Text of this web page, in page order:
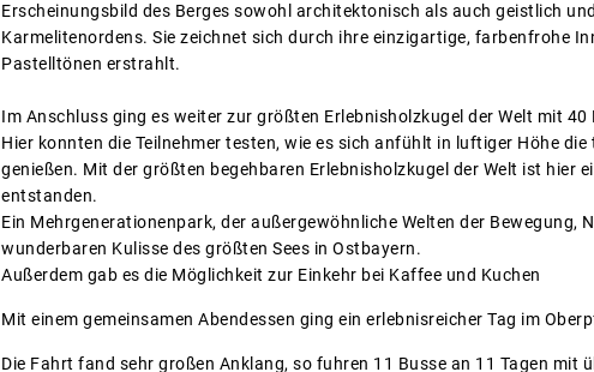
Erscheinungsbild des Berges sowohl architektonisch als auch geistlich
Karmelitenordens. Sie zeichnet sich durch ihre einzigartige, farbenfrohe
Pastelltönen erstrahlt.
Im Anschluss ging es weiter zur größten Erlebnisholzkugel der Welt mit 40
Hier konnten die Teilnehmer testen, wie es sich anfühlt in luftiger Höhe
genießen. Mit der größten begehbaren Erlebnisholzkugel der Welt ist hier
entstanden.
Ein Mehrgenerationenpark, der außergewöhnliche Welten der
wunderbaren Kulisse des größten Sees in Ostbayern.
Außerdem gab es die Möglichkeit zur Einkehr bei Kaffee und Kuchen
Mit einem gemeinsamen Abendessen ging ein erlebnisreicher Tag im
Die Fahrt fand sehr großen Anklang, so fuhren 11 Busse an 11 Tagen mit